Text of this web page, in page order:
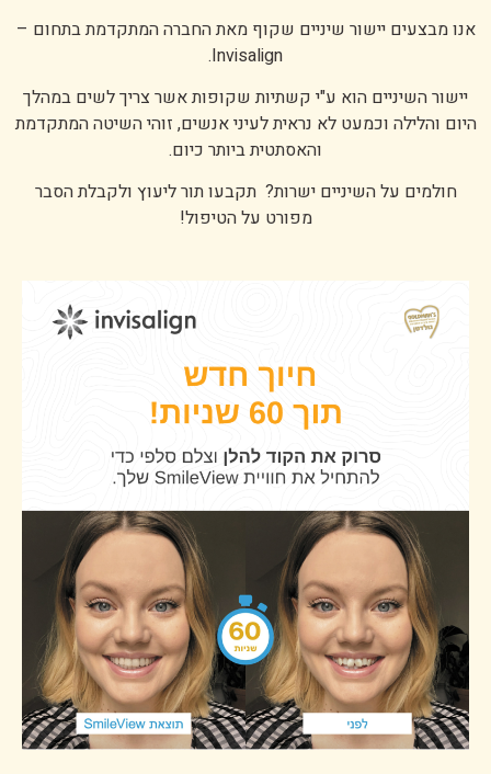
אנו מבצעים יישור שיניים שקוף מאת החברה המתקדמת בתחום –
Invisalign.
יישור השיניים הוא ע"י קשתיות שקופות אשר צריך לשים במהלך
היום והלילה וכמעט לא נראית לעיני אנשים, זוהי השיטה המתקדמת
והאסתטית ביותר כיום.
חולמים על השיניים ישרות? תקבעו תור ליעוץ ולקבלת הסבר
מפורט על הטיפול!